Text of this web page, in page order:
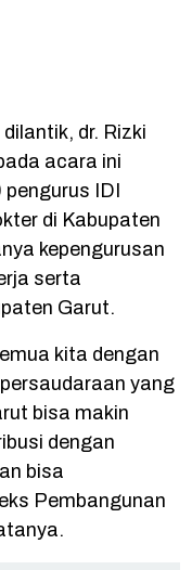
dr. Rizki
acara ini
IDI
di Kabupaten
kepengurusan
serta
Garut.
kita dengan
yang
bisa makin
dengan
bisa
Pembangunan